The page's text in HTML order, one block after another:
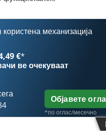
механизација
€*
ве очекуваат
Објавете
*по оглас/месечно